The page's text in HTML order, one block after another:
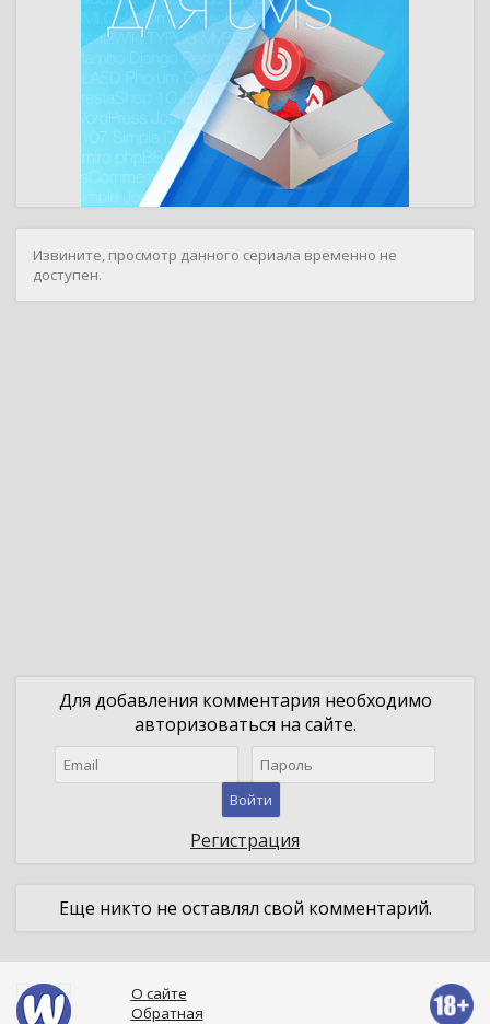
Извините, просмотр данного сериала временно не
доступен.
Для добавления комментария необходимо
авторизоваться на сайте.
Войти
Регистрация
Еще никто не оставлял свой комментарий.
О сайте
Обратная